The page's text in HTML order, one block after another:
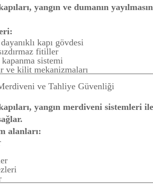
yangın ve dumanın
kapı gövdesi
fitiller
sistemi
ve kilit mekanizmaları
ve Tahliye Güvenliği
yangın merdiveni sistemleri
alanları: